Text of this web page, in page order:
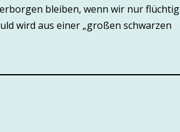
bleiben, wenn wir nur flüchtig
wird aus einer „großen schwarzen